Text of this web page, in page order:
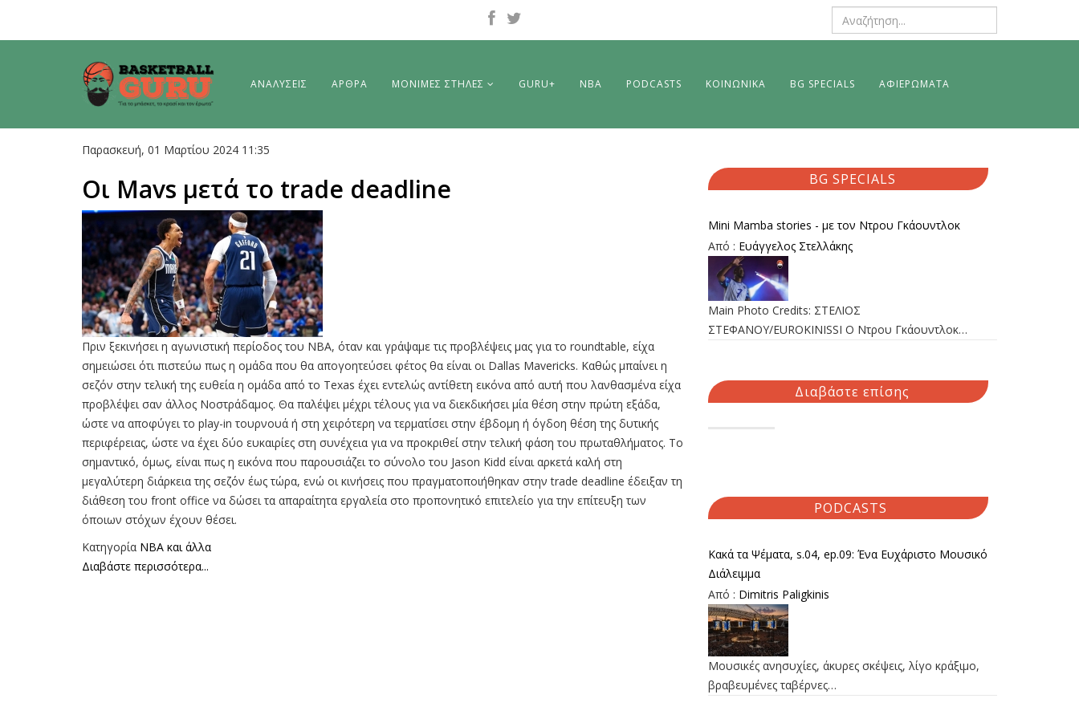
ΑΝΑΛΥΣΕΙΣ ΑΡΘΡΑ ΜΟΝΙΜΕΣ ΣΤΗΛΕΣ GURU+ NBA PODCASTS ΚΟΙΝΩΝΙΚΑ BG SPECIALS ΑΦΙΕΡΩΜΑΤΑ
Παρασκευή, 01 Μαρτίου 2024 11:35
Οι Mavs μετά το trade deadline
Πριν ξεκινήσει η αγωνιστική περίοδος του ΝΒΑ, όταν και γράψαμε τις προβλέψεις μας για το roundtable, είχα
σημειώσει ότι πιστεύω πως η ομάδα που θα απογοητεύσει φέτος θα είναι οι Dallas Mavericks. Καθώς μπαίνει η
σεζόν στην τελική της ευθεία η ομάδα από το Texas έχει εντελώς αντίθετη εικόνα από αυτή που λανθασμένα είχα
προβλέψει σαν άλλος Νοστράδαμος. Θα παλέψει μέχρι τέλους για να διεκδικήσει μία θέση στην πρώτη εξάδα,
ώστε να αποφύγει το play-in τουρνουά ή στη χειρότερη να τερματίσει στην έβδομη ή όγδοη θέση της δυτικής
περιφέρειας, ώστε να έχει δύο ευκαιρίες στη συνέχεια για να προκριθεί στην τελική φάση του πρωταθλήματος. Το
σημαντικό, όμως, είναι πως η εικόνα που παρουσιάζει το σύνολο του Jason Kidd είναι αρκετά καλή στη
μεγαλύτερη διάρκεια της σεζόν έως τώρα, ενώ οι κινήσεις που πραγματοποιήθηκαν στην trade deadline έδειξαν τη
διάθεση του front office να δώσει τα απαραίτητα εργαλεία στο προπονητικό επιτελείο για την επίτευξη των
όποιων στόχων έχουν θέσει.
Κατηγορία NBA και άλλα
Διαβάστε περισσότερα...
BG SPECIALS
Mini Mamba stories - με τον Ντρου Γκάουντλοκ
Από : Ευάγγελος Στελλάκης
Main Photo Credits: ΣΤΕΛΙΟΣ
ΣΤΕΦΑΝΟΥ/EUROKINISSI Ο Ντρου Γκάουντλοκ…
Διαβάστε επίσης
PODCASTS
Κακά τα Ψέματα, s.04, ep.09: Ένα Ευχάριστο Μουσικό
Διάλειμμα
Από : Dimitris Paligkinis
Μουσικές ανησυχίες, άκυρες σκέψεις, λίγο κράξιμο,
βραβευμένες ταβέρνες…